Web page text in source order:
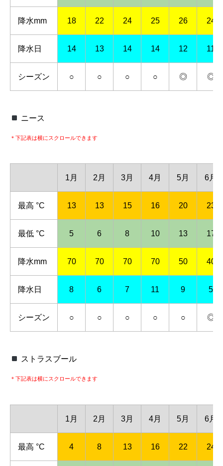
降水mm 18 22 24 25 26 24
降水日 14 13 14 14 12 11
シーズン ○ ○ ○ ○ ◎ ◎
ニース
＊下記表は横にスクロールできます
1月 2月 3月 4月 5月 6月
最高 °C 13 13 15 16 20 23
最低 °C 5 6 8 10 13 17
降水mm 70 70 70 70 50 40
降水日 8 6 7 11 9 5
シーズン ○ ○ ○ ○ ○ ◎
ストラスブール
＊下記表は横にスクロールできます
1月 2月 3月 4月 5月 6月
最高 °C 4 8 13 16 22 24